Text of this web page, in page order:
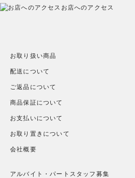
お店へのアクセス
お取り扱い商品
配送について
ご返品について
商品保証について
お支払いについて
お取り置きについて
会社概要
アルバイト・パートスタッフ募集